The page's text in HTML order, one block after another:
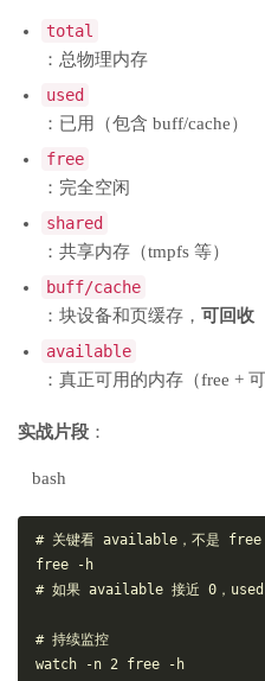
total
：总物理内存
used
：已用（包含 buff/cache）
free
：完全空闲
shared
：共享内存（tmpfs 等）
buff/cache
：块设备和页缓存， 可回收
available
：真正可用的内存（free +
实战片段 ：
bash
# 关键看 available，不是 free
free -h
# 如果 available 接近 0，
# 持续监控